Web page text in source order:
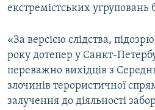
екстремістських угруповань
«За версією слідства,
року дотепер у Санкт-
переважно вихідців з
злочинів терористичної
залучення до діяльності